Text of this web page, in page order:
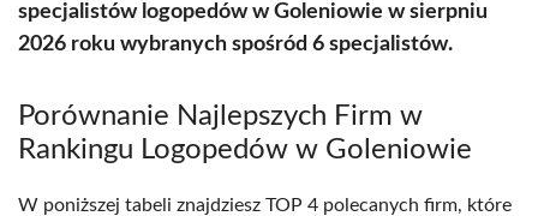
specjalistów logopedów w Goleniowie w sierpniu
2026 roku wybranych spośród 6 specjalistów.
Porównanie Najlepszych Firm w
Rankingu Logopedów w Goleniowie
W poniższej tabeli znajdziesz TOP 4 polecanych firm, które